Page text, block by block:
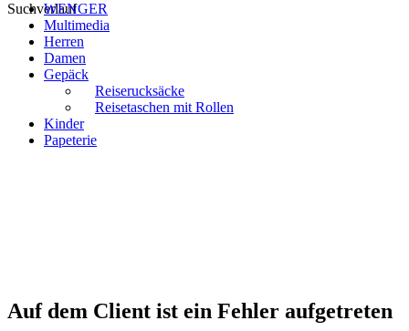
SuchverlaufWENGER
Multimedia
Herren
Damen
Gepäck
Reiserucksäcke
Reisetaschen mit Rollen
Kinder
Papeterie
Auf dem Client ist ein Fehler aufgetreten